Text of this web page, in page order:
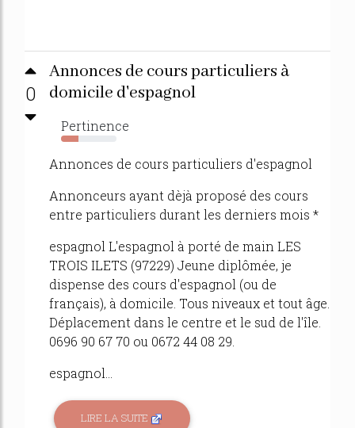
0
Annonces de cours particuliers à
domicile d'espagnol
Pertinence
31%
Annonces de cours particuliers d'espagnol
Annonceurs ayant dèjà proposé des cours
entre particuliers durant les derniers mois *
espagnol L'espagnol à porté de main LES
TROIS ILETS (97229) Jeune diplômée, je
dispense des cours d'espagnol (ou de
français), à domicile. Tous niveaux et tout âge.
Déplacement dans le centre et le sud de l'île.
0696 90 67 70 ou 0672 44 08 29.
espagnol...
LIRE LA SUITE